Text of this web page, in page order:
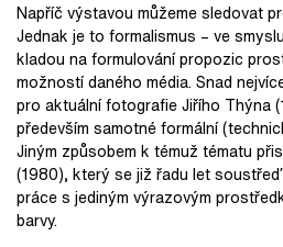
Napříč výstavou můžeme sledovat
Jednak je to formalismus – ve
kladou na formulování propozic
možností daného média. Snad
pro aktuální fotografie Jiřího Thýna
především samotné formální
Jiným způsobem k témuž tématu
(1980), který se již řadu let
práce s jediným výrazovým
barvy.